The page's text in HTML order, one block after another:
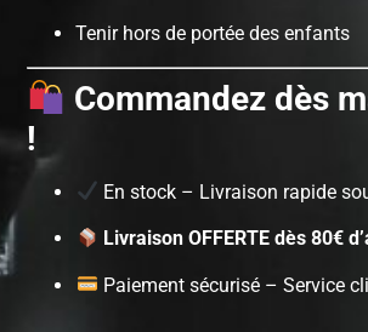
Tenir hors de portée des enfants
Commandez dès
!
En stock – Livraison rapide
Livraison OFFERTE dès 80€
Paiement sécurisé – Service